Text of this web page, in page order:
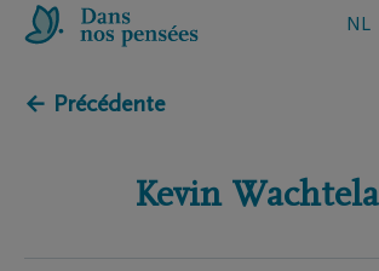
NL
← Précédente
Kevin